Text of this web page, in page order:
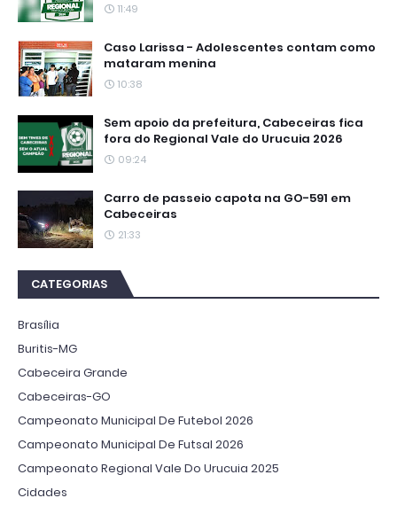
11:49
Caso Larissa - Adolescentes contam como
mataram menina
10:38
Sem apoio da prefeitura, Cabeceiras fica
fora do Regional Vale do Urucuia 2026
09:24
Carro de passeio capota na GO-591 em
Cabeceiras
21:33
CATEGORIAS
Brasília
Buritis-MG
Cabeceira Grande
Cabeceiras-GO
Campeonato Municipal De Futebol 2026
Campeonato Municipal De Futsal 2026
Campeonato Regional Vale Do Urucuia 2025
Cidades